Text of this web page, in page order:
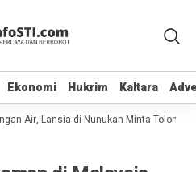
Ekonomi Hukrim Kaltara
Ekonomi Hukrim Kaltara
Air, Lansia di Nunukan Minta Tolong